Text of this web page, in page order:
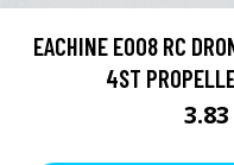
EACHINE E008 RC
4ST